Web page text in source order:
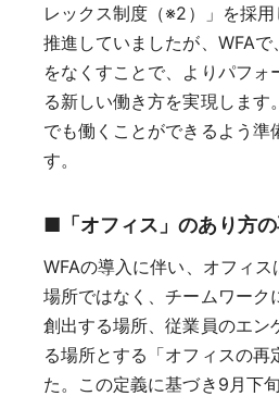
レックス制度（※2）」を採
推進していましたが、WFA
をなくすことで、よりパフォ
る新しい働き方を実現します
でも働くことができるよう準
す。
■「オフィス」のあり方
WFAの導入に伴い、オフィス
場所ではなく、チームワーク
創出する場所、従業員のエン
る場所とする「オフィスの再
た。この定義に基づき9月下